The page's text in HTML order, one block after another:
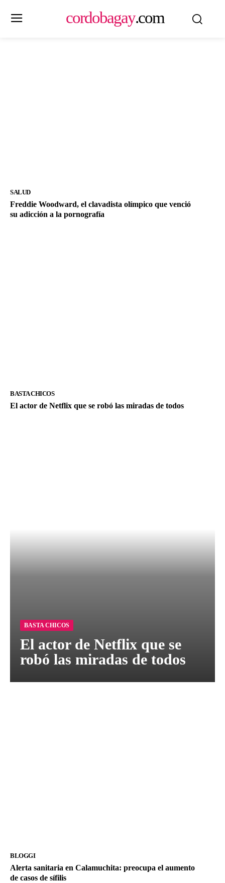
cordobagay.com
SALUD
Freddie Woodward, el clavadista olímpico que venció
su adicción a la pornografía
BASTA CHICOS
El actor de Netflix que se robó las miradas de todos
BASTA CHICOS
El actor de Netflix que se
robó las miradas de todos
BLOGGI
Alerta sanitaria en Calamuchita: preocupa el aumento
de casos de sífilis